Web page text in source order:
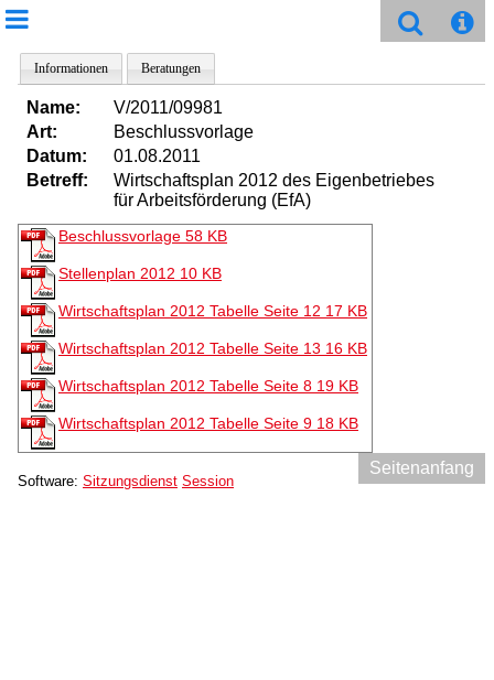
Informationen Beratungen
Name:
V/2011/09981
Art:
Beschlussvorlage
Datum:
01.08.2011
Betreff:
Wirtschaftsplan 2012 des Eigenbetriebes
für Arbeitsförderung (EfA)
Beschlussvorlage 58 KB
Stellenplan 2012 10 KB
Wirtschaftsplan 2012 Tabelle Seite 12 17 KB
Wirtschaftsplan 2012 Tabelle Seite 13 16 KB
Wirtschaftsplan 2012 Tabelle Seite 8 19 KB
Wirtschaftsplan 2012 Tabelle Seite 9 18 KB
Seitenanfang
Software: Sitzungsdienst Session